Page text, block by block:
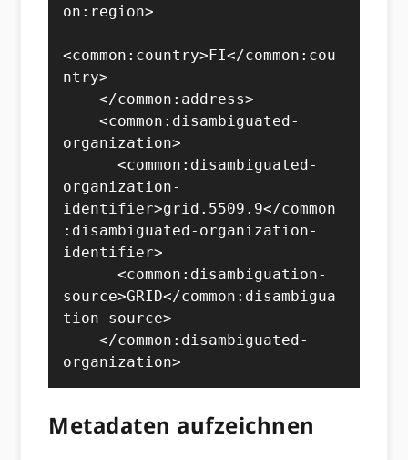
on:region>
<common:country>FI</common:cou
ntry>
    </common:address>
    <common:disambiguated-
organization>
      <common:disambiguated-
organization-
identifier>grid.5509.9</common
:disambiguated-organization-
identifier>
      <common:disambiguation-
source>GRID</common:disambigua
tion-source>
    </common:disambiguated-
organization>
Metadaten aufzeichnen